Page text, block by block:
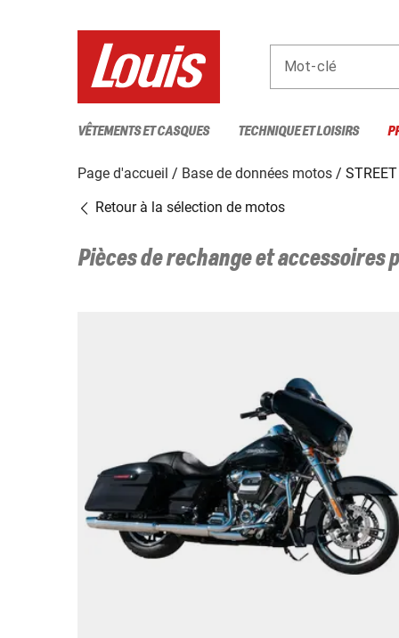
Mot-clé
VÊTEMENTS ET CASQUES TECHNIQUE ET LOISIRS
Page d'accueil Base de données motos
Retour à la sélection de motos
Pièces de rechange et accessoires